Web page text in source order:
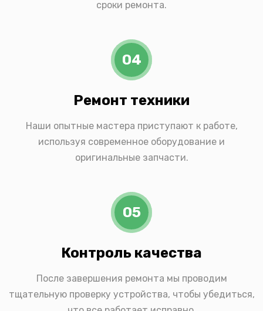
сроки ремонта.
04
Ремонт техники
Наши опытные мастера приступают к работе,
используя современное оборудование и
оригинальные запчасти.
05
Контроль качества
После завершения ремонта мы проводим
тщательную проверку устройства, чтобы убедиться,